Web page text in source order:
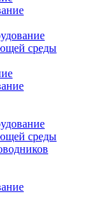
среды
среды